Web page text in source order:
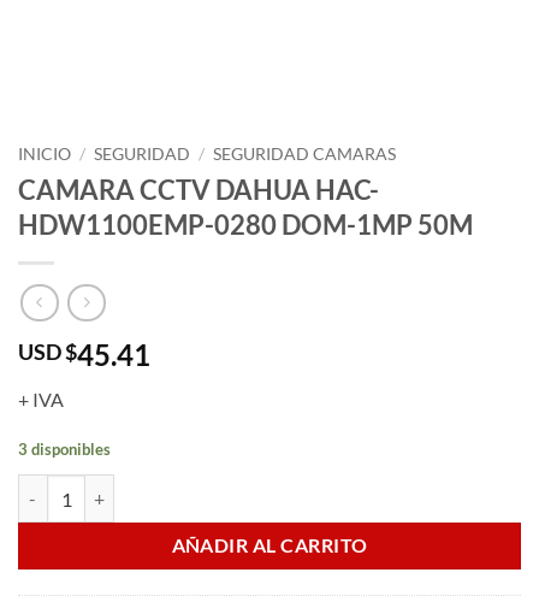
INICIO / SEGURIDAD / SEGURIDAD CAMARAS
CAMARA CCTV DAHUA HAC-
HDW1100EMP-0280 DOM-1MP 50M
USD $45.41
+ IVA
3 disponibles
AÑADIR AL CARRITO